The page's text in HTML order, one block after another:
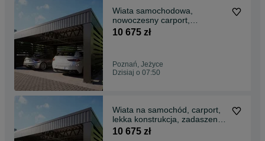
Wiata samochodowa,
nowoczesny carport,
zadaszenie, garaż,
10 675 zł
Poznań, Jeżyce
Dzisiaj o 07:50
Wiata na samochód, carport,
lekka konstrukcja, zadaszenie,
grill
10 675 zł